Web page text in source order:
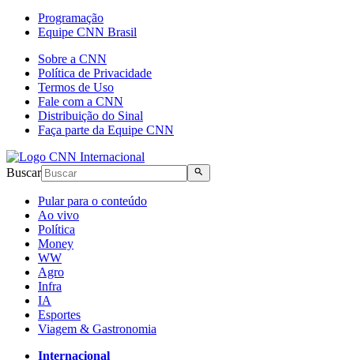
Programação
Equipe CNN Brasil
Sobre a CNN
Política de Privacidade
Termos de Uso
Fale com a CNN
Distribuição do Sinal
Faça parte da Equipe CNN
Buscar
Pular para o conteúdo
Ao vivo
Política
Money
WW
Agro
Infra
IA
Esportes
Viagem & Gastronomia
Internacional